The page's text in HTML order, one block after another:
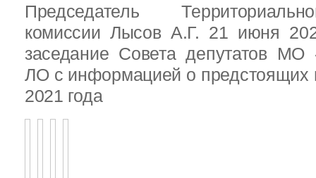
Председатель
комиссии Лысов А.Г. 21 июня
заседание Совета депутатов МО
ЛО с информацией о предстоящих
2021 года